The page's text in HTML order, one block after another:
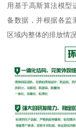
用基于高斯算法模型
备数据，并根据各监
区域内整体的排放情况